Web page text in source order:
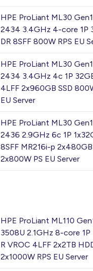
HPE ProLiant ML30
2434 3.4GHz 4-core 1P
DR 8SFF 800W RPS EU
HPE ProLiant ML30
2434 3.4GHz 4c 1P
4LFF 2x960GB SSD
EU Server
HPE ProLiant ML30
2436 2.9GHz 6c 1P
8SFF MR216i-p 2x480GB
2x800W PS EU Server
HPE ProLiant ML110
3508U 2.1GHz 8-core
R VROC 4LFF 2x2TB
2x1000W RPS EU Server